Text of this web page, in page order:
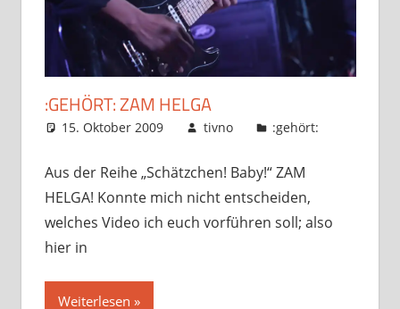
:GEHÖRT: ZAM HELGA
15. Oktober 2009 tivno :gehört:
Aus der Reihe „Schätzchen! Baby!“ ZAM
HELGA! Konnte mich nicht entscheiden,
welches Video ich euch vorführen soll; also
hier in
Weiterlesen